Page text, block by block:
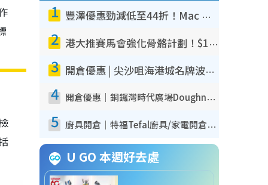
1 豐澤優惠勁減低至44折！Mac mini/iPhone17Pro大減價！廚房家電$220起
2 港大推賽馬會強化骨骼計劃！$100骨質密度X光檢查 完成免費運動訓練送超市禮券！附參加資格
3 開倉優惠 | 尖沙咀海港城名牌波鞋開倉低至1折！On鞋$899起／Joy&Peace鞋履$98起
4 開倉優惠｜銅鑼灣時代廣場Doughnut/Campo Marzio開倉低至1折！背囊、書包、手袋劈價$200起
5 廚具開倉｜特福Tefal廚具/家電開倉低至3折！$220起買平底鍋/炒鑊/湯煲！電飯煲/吸塵機/燙斗$418起
U GO 本週好去處